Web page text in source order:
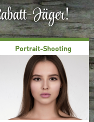
Jäger!
Portrait-Shooting